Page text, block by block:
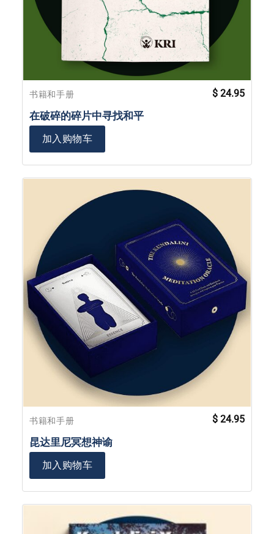
书籍和手册
在破碎的碎片中寻找和平
$ 24.95
加入购物车
书籍和手册
昆达里尼冥想神谕
$ 24.95
加入购物车